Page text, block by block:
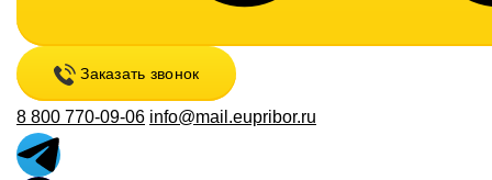
Заказать звонок
8 800 770-09-06 info@mail.eupribor.ru